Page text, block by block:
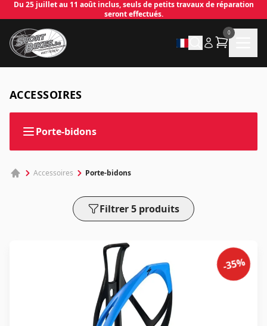
Du 25 juillet au 11 août inclus, seuls de petits travaux de réparation
seront effectués.
0
ACCESSOIRES
Porte-bidons
Accessoires Porte-bidons
Filtrer 5 produits
-35%